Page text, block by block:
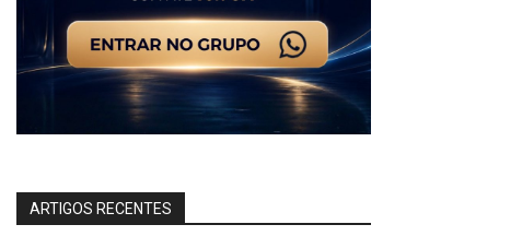
ARTIGOS RECENTES